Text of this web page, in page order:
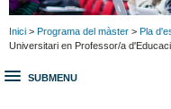
Inici > Programa del màster > Pla
Universitari en Professor/a
SUBMENU